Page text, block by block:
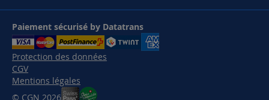
Paiement sécurisé by Datatrans
Protection des données
CGV
Mentions légales
© CGN 2026